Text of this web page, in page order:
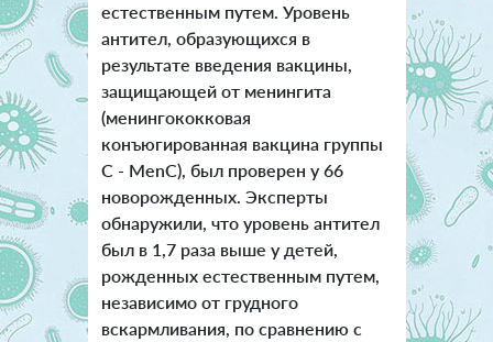
естественным путем. Уровень
антител, образующихся в
результате введения вакцины,
защищающей от менингита
(менингококковая
конъюгированная вакцина группы
С - MenC), был проверен у 66
новорожденных. Эксперты
обнаружили, что уровень антител
был в 1,7 раза выше у детей,
рожденных естественным путем,
независимо от грудного
вскармливания, по сравнению с